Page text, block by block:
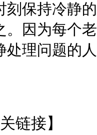
刻保持冷静
。因为每个
处理问题的
链接】